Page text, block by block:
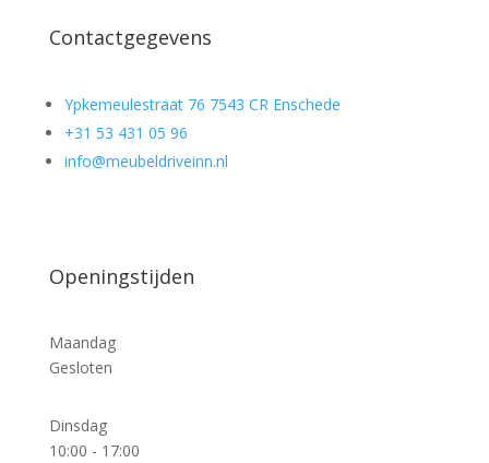
Contactgegevens
Ypkemeulestraat 76 7543 CR Enschede
+31 53 431 05 96
info@meubeldriveinn.nl
Openingstijden
Maandag
Gesloten
Dinsdag
10:00 - 17:00